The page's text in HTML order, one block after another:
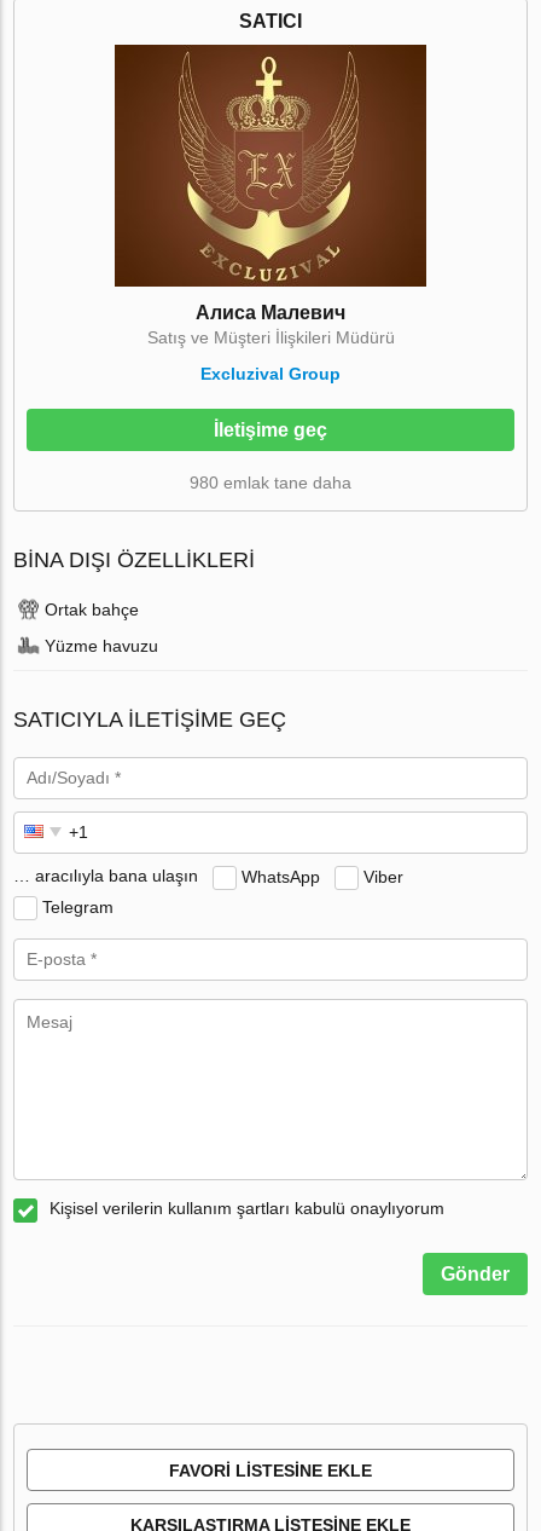
SATICI
Алиса Малевич
Satış ve Müşteri İlişkileri Müdürü
Excluzival Group
İletişime geç
980 emlak tane daha
BINA DIŞI ÖZELLIKLERI
Ortak bahçe
Yüzme havuzu
SATICIYLA ILETIŞIME GEÇ
… aracılıyla bana ulaşın WhatsApp
Viber
Telegram
Kişisel verilerin kullanım şartları kabulü onaylıyorum
Gönder
FAVORI LISTESINE EKLE
KARŞILAŞTIRMA LISTESINE EKLE